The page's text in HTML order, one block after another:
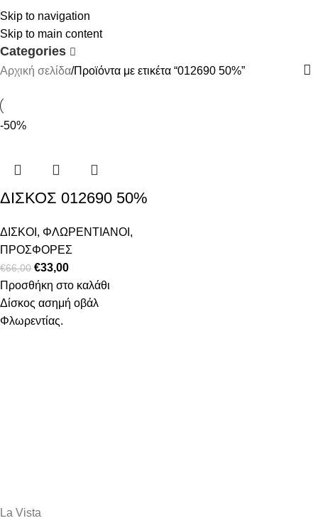
Skip to navigation
Skip to main content
012690 50%
Categories
Αρχική σελίδα Προϊόντα με ετικέτα “012690 50%”
-50%
ΔΙΣΚΟΣ 012690 50%
ΔΙΣΚΟΙ , ΦΛΩΡΕΝΤΙΑΝΟΙ ,
ΠΡΟΣΦΟΡΕΣ
€66,00 €33,00
Προσθήκη στο καλάθι
Δίσκος ασημή οβάλ
Φλωρεντίας.
La Vista